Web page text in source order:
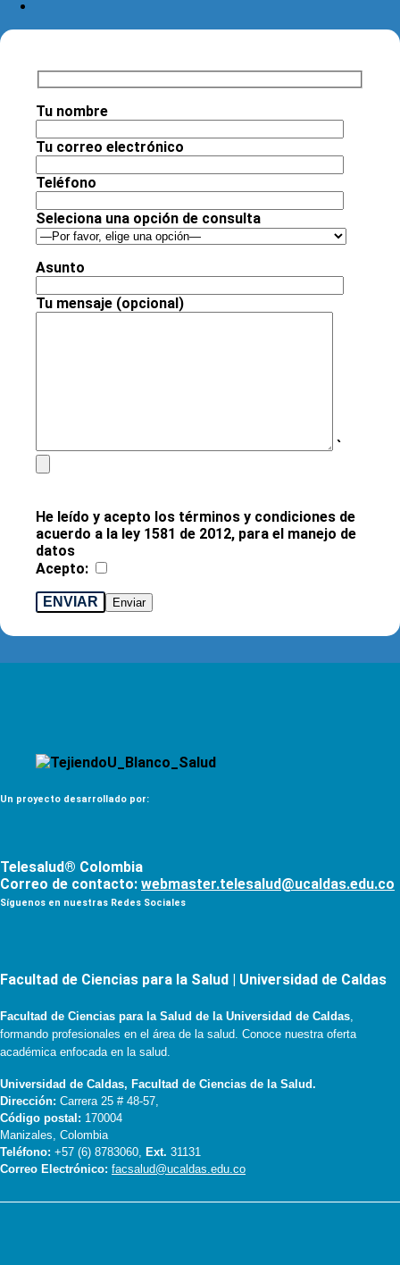
Tu nombre
Tu correo electrónico
Teléfono
Seleciona una opción de consulta
Asunto
Tu mensaje (opcional)
`
He leído y acepto los términos y condiciones de
acuerdo a la ley 1581 de 2012, para el manejo de
datos
Acepto:
ENVIAR
Un proyecto desarrollado por:
Telesalud® Colombia
Correo de contacto: webmaster.telesalud@ucaldas.edu.co
Síguenos en nuestras Redes Sociales
Facultad de Ciencias para la Salud | Universidad de Caldas
Facultad de Ciencias para la Salud de la Universidad de Caldas,
formando profesionales en el área de la salud. Conoce nuestra oferta
académica enfocada en la salud.
Universidad de Caldas, Facultad de Ciencias de la Salud.
Dirección: Carrera 25 # 48-57,
Código postal: 170004
Manizales, Colombia
Teléfono: +57 (6) 8783060, Ext. 31131
Correo Electrónico: facsalud@ucaldas.edu.co